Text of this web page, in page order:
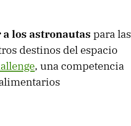
los astronautas para las
destinos del espacio
, una competencia